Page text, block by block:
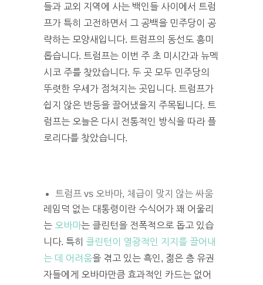
들과 교외 지역에 사는 백인들 사이에서 트럼
프가 특히 고전하면서 그 공백을 민주당이 공
략하는 모양새입니다. 트럼프의 동선도 흥미
롭습니다. 트럼프는 이번 주 초 미시간과 뉴멕
시코 주를 찾았습니다. 두 곳 모두 민주당의
뚜렷한 우세가 점쳐지는 곳입니다. 트럼프가
쉽지 않은 반등을 끌어냈을지 주목됩니다. 트
럼프는 오늘은 다시 전통적인 방식을 따라 플
로리다를 찾았습니다.
트럼프 vs 오바마, 체급이 맞지 않는 싸움
레임덕 없는 대통령이란 수식어가 꽤 어울리
는 오바마는 클린턴을 전폭적으로 돕고 있습
니다. 특히 클린턴이 열광적인 지지를 끌어내
는 데 어려움을 겪고 있는 흑인, 젊은 층 유권
자들에게 오바마만큼 효과적인 카드는 없어